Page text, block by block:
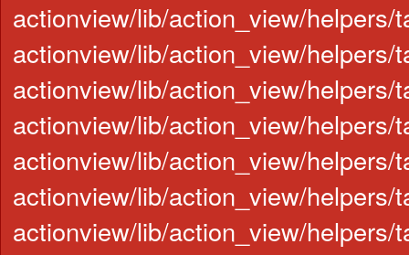
actionview/lib/action_view/helpers/
actionview/lib/action_view/helpers/
actionview/lib/action_view/helpers/
actionview/lib/action_view/helpers/
actionview/lib/action_view/helpers/
actionview/lib/action_view/helpers/
actionview/lib/action_view/helpers/